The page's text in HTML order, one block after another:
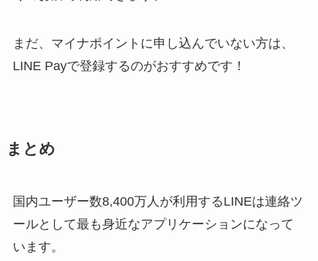
まだ、マイナポイントに申し込んでいない方は、
LINE Payで登録するのがおすすめです！
まとめ
国内ユーザー数8,400万人が利用するLINEは連絡ツ
ールとして最も身近なアプリケーションになって
います。